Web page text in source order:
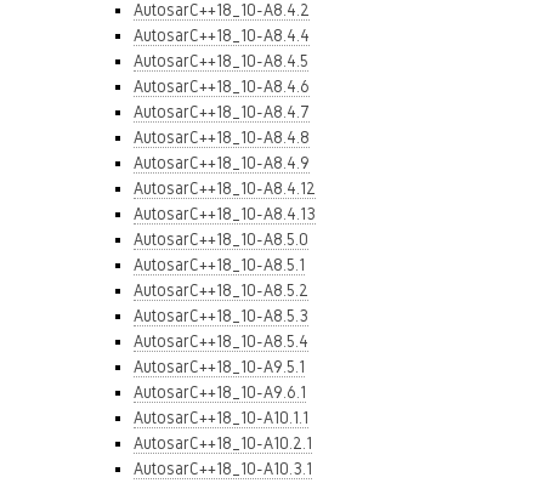
AutosarC++18_10-A8.4.2
AutosarC++18_10-A8.4.4
AutosarC++18_10-A8.4.5
AutosarC++18_10-A8.4.6
AutosarC++18_10-A8.4.7
AutosarC++18_10-A8.4.8
AutosarC++18_10-A8.4.9
AutosarC++18_10-A8.4.12
AutosarC++18_10-A8.4.13
AutosarC++18_10-A8.5.0
AutosarC++18_10-A8.5.1
AutosarC++18_10-A8.5.2
AutosarC++18_10-A8.5.3
AutosarC++18_10-A8.5.4
AutosarC++18_10-A9.5.1
AutosarC++18_10-A9.6.1
AutosarC++18_10-A10.1.1
AutosarC++18_10-A10.2.1
AutosarC++18_10-A10.3.1